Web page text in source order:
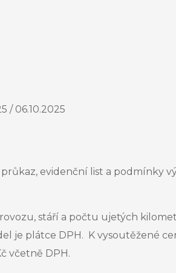
/ 06.10.2025
evidenční list a podmínky
stáří a počtu ujetých
je plátce DPH. K vysoutěžené
včetně DPH.